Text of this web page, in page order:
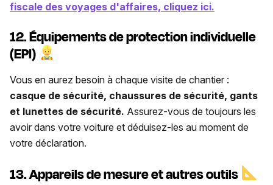
fiscale des voyages d'affaires, cliquez ici.
12. Équipements de protection individuelle
(EPI)
Vous en aurez besoin à chaque visite de chantier :
casque de sécurité, chaussures de sécurité, gants
et lunettes de sécurité. Assurez-vous de toujours les
avoir dans votre voiture et déduisez-les au moment de
votre déclaration.
13. Appareils de mesure et autres outils